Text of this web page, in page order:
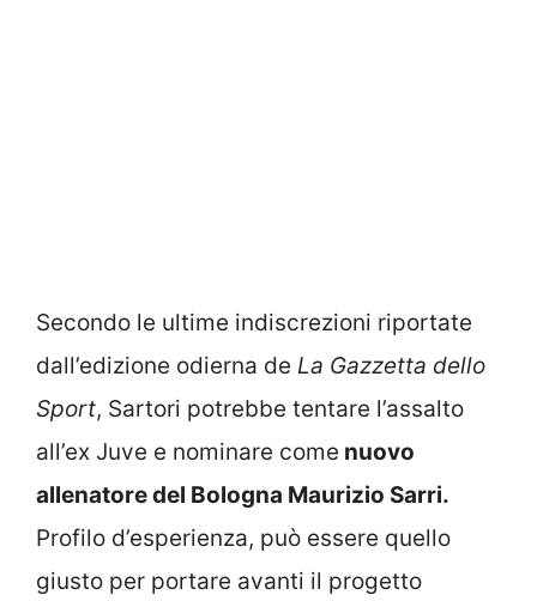
Secondo le ultime indiscrezioni riportate
dall’edizione odierna de La Gazzetta dello
Sport, Sartori potrebbe tentare l’assalto
all’ex Juve e nominare come nuovo
allenatore del Bologna Maurizio Sarri.
Profilo d’esperienza, può essere quello
giusto per portare avanti il progetto